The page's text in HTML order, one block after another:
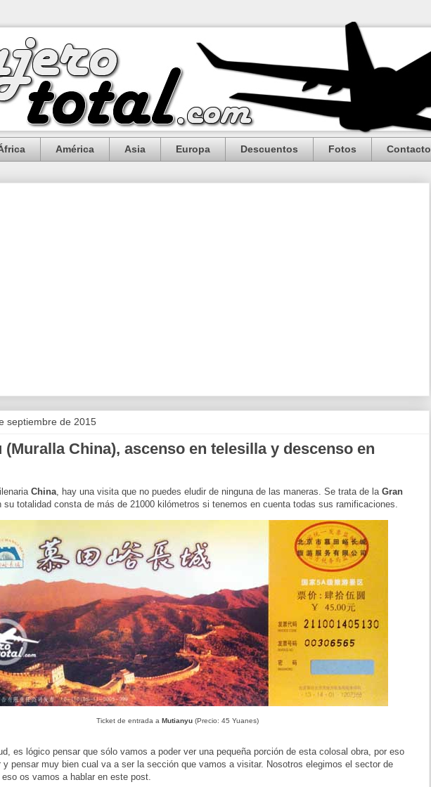
América Asia Europa Descuentos Fotos Contacto
septiembre de 2015
(Muralla China), ascenso en telesilla y descenso en
China , hay una visita que no puedes eludir de ninguna de las maneras. Se trata de la Gran
su totalidad consta de más de 21000 kilómetros si tenemos en cuenta todas sus ramificaciones.
Ticket de entrada a Mutianyu(Precio: 45 Yuanes)
es lógico pensar que sólo vamos a poder ver una pequeña porción de esta colosal obra, por eso
y pensar muy bien cual va a ser la sección que vamos a visitar. Nosotros elegimos el sector de
os vamos a hablar en este post.